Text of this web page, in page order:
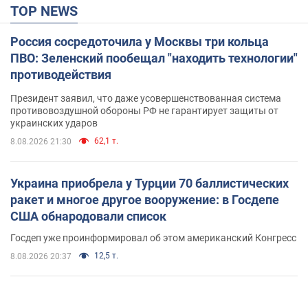
TOP NEWS
Россия сосредоточила у Москвы три кольца
ПВО: Зеленский пообещал "находить технологии"
противодействия
Президент заявил, что даже усовершенствованная система
противовоздушной обороны РФ не гарантирует защиты от
украинских ударов
8.08.2026 21:30 62,1 т.
Украина приобрела у Турции 70 баллистических
ракет и многое другое вооружение: в Госдепе
США обнародовали список
Госдеп уже проинформировал об этом американский Конгресс
8.08.2026 20:37 12,5 т.